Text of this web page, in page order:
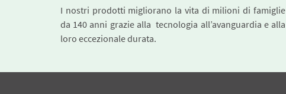
I nostri prodotti migliorano la vita di milioni di famiglie
da 140 anni grazie alla tecnologia all’avanguardia e alla
loro eccezionale durata.